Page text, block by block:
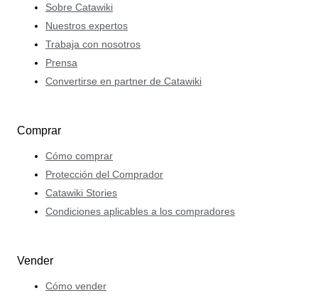
Sobre Catawiki
Nuestros expertos
Trabaja con nosotros
Prensa
Convertirse en partner de Catawiki
Comprar
Cómo comprar
Protección del Comprador
Catawiki Stories
Condiciones aplicables a los compradores
Vender
Cómo vender